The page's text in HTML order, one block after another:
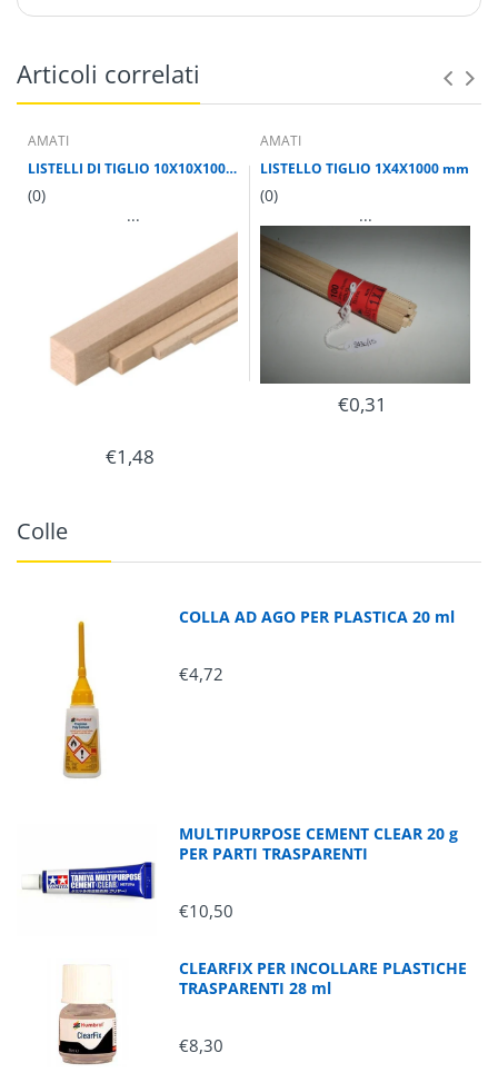
Articoli correlati
AMATI
LISTELLI DI TIGLIO 10X10X1000 mm
(0)
...
€1,48
AMATI
LISTELLO TIGLIO 1X4X1000 mm
(0)
...
€0,31
Colle
COLLA AD AGO PER PLASTICA 20 ml
€4,72
MULTIPURPOSE CEMENT CLEAR 20 g
PER PARTI TRASPARENTI
€10,50
CLEARFIX PER INCOLLARE PLASTICHE
TRASPARENTI 28 ml
€8,30